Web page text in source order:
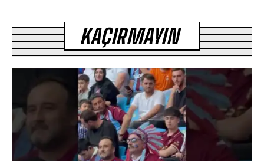
KAÇIRMAYIN